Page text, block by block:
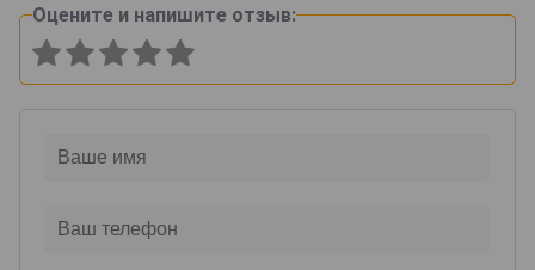
Оцените и напишите отзыв: